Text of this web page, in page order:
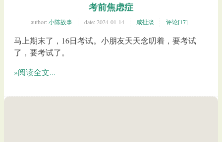
考前焦虑症
author: 小陈故事 date: 2024-01-14 咸扯淡 评论[17]
马上期末了，16日考试。小朋友天天念叨着，要考试
了，要考试了。
»阅读全文...